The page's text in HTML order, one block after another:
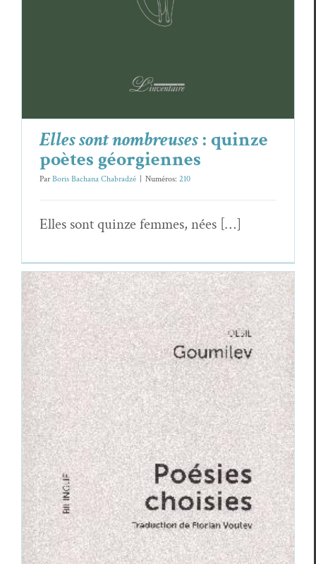
Elles sont nombreuses: quinze
poètes géorgiennes
ParBoris Bachana Chabradzé Numéros: 210
Elles sont quinze femmes, nées […]
Nikolaï Goumilev, aux éditions
vibrations
Essais & Chroniques Niko­laï Goumilev